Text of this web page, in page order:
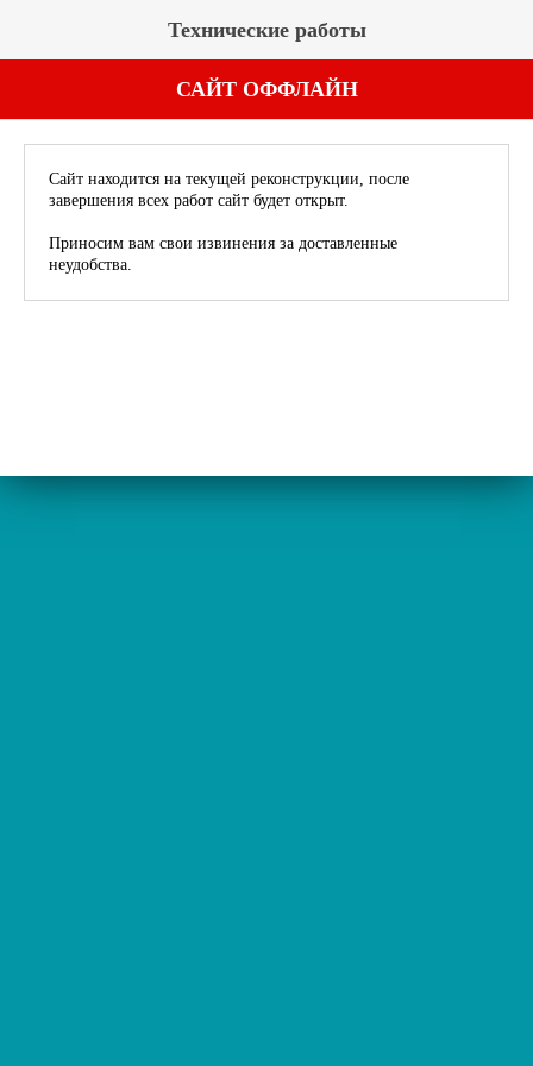
Технические работы
САЙТ ОФФЛАЙН
Сайт находится на текущей реконструкции, после
завершения всех работ сайт будет открыт.
Приносим вам свои извинения за доставленные
неудобства.